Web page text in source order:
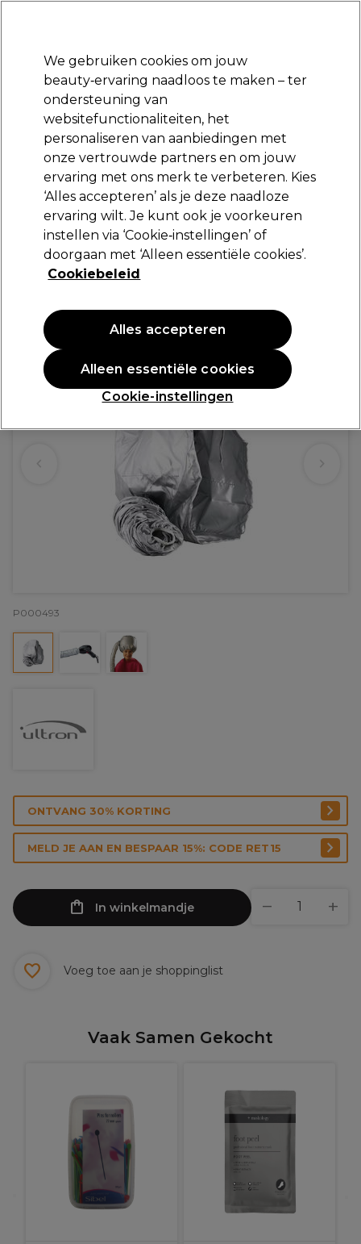
Aanmelden
Merken Deals Haar Elektra
Volgende dag geleverd*
Na verzending, maandag t/m vrijdag
Ultron Drogermuts Alu
9,65 €13,79 €
PROMOTIE
P000493
ONTVANG 30% KORTING
MELD JE AAN EN BESPAAR 15%: CODE RET15
In winkelmandje
Voeg toe aan je shoppinglist
Vaak Samen Gekocht
We gebruiken cookies om jouw
beauty‑ervaring naadloos te maken – ter
ondersteuning van
websitefunctionaliteiten, het
personaliseren van aanbiedingen met
onze vertrouwde partners en om jouw
ervaring met ons merk te verbeteren. Kies
‘Alles accepteren’ als je deze naadloze
ervaring wilt. Je kunt ook je voorkeuren
instellen via ‘Cookie‑instellingen’ of
doorgaan met ‘Alleen essentiële cookies’.
Cookiebeleid
Cookie-instellingen
Alleen essentiële cookies
Alles accepteren